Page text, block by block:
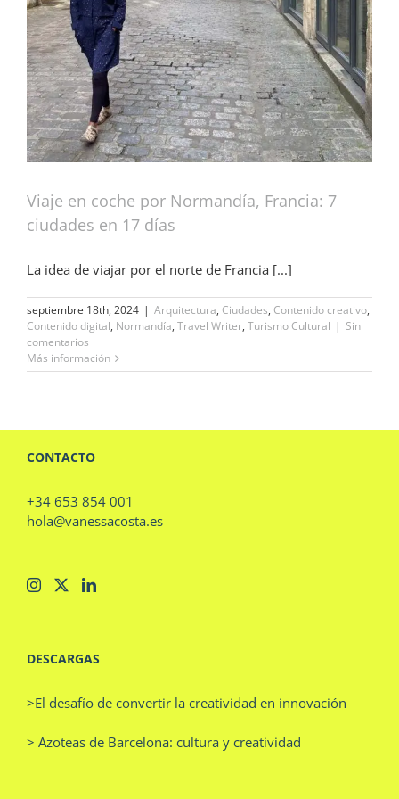
Viaje en coche por Normandía, Francia: 7
ciudades en 17 días
La idea de viajar por el norte de Francia [...]
septiembre 18th, 2024 | Arquitectura, Ciudades, Contenido creativo,
Contenido digital, Normandía, Travel Writer, Turismo Cultural | Sin
comentarios
Más información
CONTACTO
+34 653 854 001
hola@vanessacosta.es
DESCARGAS
>El desafío de convertir la creatividad en innovación
> Azoteas de Barcelona: cultura y creatividad